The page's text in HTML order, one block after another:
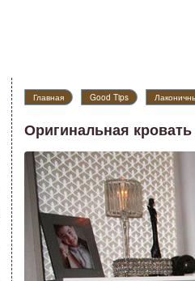
Главная Good Tips
Оригинальная